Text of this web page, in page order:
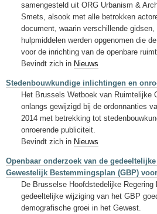
samengesteld uit ORG Urbanism &
Smets, alsook met alle betrokken
document, waarin verschillende gidsen,
hulpmiddelen werden opgenomen die
voor de inrichting van de openbare
Bevindt zich in Nieuws
Stedenbouwkundige inlichtingen en
Het Brussels Wetboek van Ruimtelijke
onlangs gewijzigd bij de ordonnanties
2014 met betrekking tot
onroerende publiciteit.
Bevindt zich in Nieuws
Openbaar onderzoek van de
Gewestelijk Bestemmingsplan (GBP)
De Brusselse Hoofdstedelijke
gedeeltelijke wijziging van het GBP
demografische groei in het Gewest.